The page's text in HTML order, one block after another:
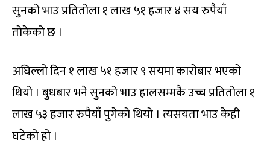
सुनको भाउ प्रतितोला १ लाख ५१ हजार ४ सय रुपैयाँ
तोकेको छ ।
अघिल्लो दिन १ लाख ५१ हजार ९ सयमा कारोबार भएको
थियो । बुधबार भने सुनको भाउ हालसम्मकै उच्च प्रतितोला १
लाख ५३ हजार रुपैयाँ पुगेको थियो । त्यसयता भाउ केही
घटेको हो ।